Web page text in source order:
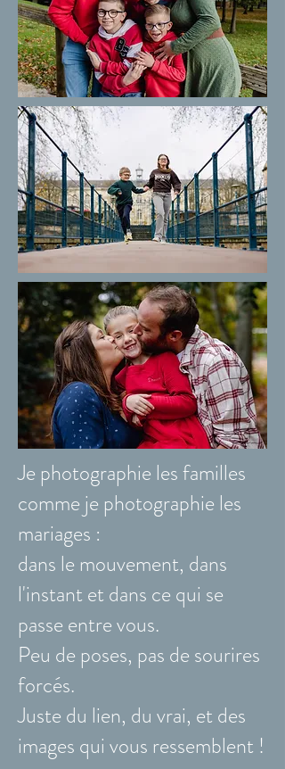
Je photographie les familles
comme je photographie les
mariages :
dans le mouvement, dans
l'instant et dans ce qui se
passe entre vous.
Peu de poses, pas de sourires
forcés.
Juste du lien, du vrai, et des
images qui vous ressemblent !